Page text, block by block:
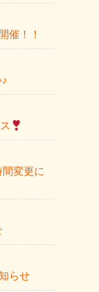
催！！
変更に
らせ